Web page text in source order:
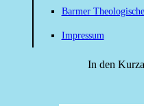
Barmer
Impressum
In den